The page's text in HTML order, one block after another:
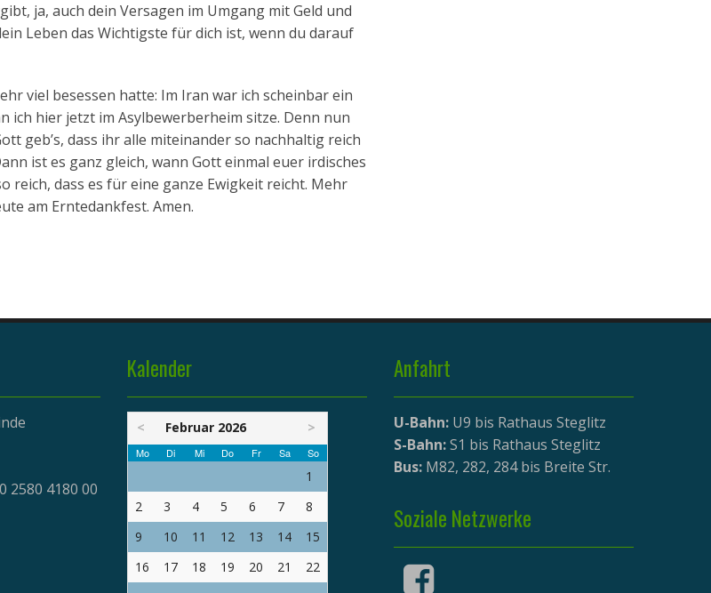
ja, auch dein Versagen im Umgang mit Geld und
Leben das Wichtigste für dich ist, wenn du darauf
viel besessen hatte: Im Iran war ich scheinbar ein
ich hier jetzt im Asylbewerberheim sitze. Denn nun
geb’s, dass ihr alle miteinander so nachhaltig reich
ist es ganz gleich, wann Gott einmal euer irdisches
reich, dass es für eine ganze Ewigkeit reicht. Mehr
am Erntedankfest. Amen.
2580 4180 00
Kalender
< Februar 2026 >
Mo Di Mi Do Fr Sa So
1
2
3 4 5 6 7
8
9
10 11 12 13 14
15
16
17 18 19 20 21
22
Anfahrt
U-Bahn: U9 bis Rathaus Steglitz
S-Bahn:S1 bis Rathaus Steglitz
Bus: M82, 282, 284 bis Breite Str.
Soziale Netzwerke